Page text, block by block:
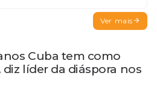
Ver mais
Cuba tem como
líder da diáspora nos